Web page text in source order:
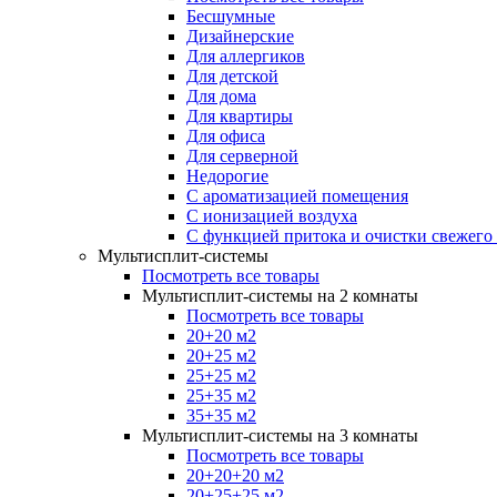
Бесшумные
Дизайнерские
Для аллергиков
Для детской
Для дома
Для квартиры
Для офиса
Для серверной
Недорогие
С ароматизацией помещения
С ионизацией воздуха
С функцией притока и очистки свежего
Мультисплит-системы
Посмотреть все товары
Мультисплит-системы на 2 комнаты
Посмотреть все товары
20+20 м2
20+25 м2
25+25 м2
25+35 м2
35+35 м2
Мультисплит-системы на 3 комнаты
Посмотреть все товары
20+20+20 м2